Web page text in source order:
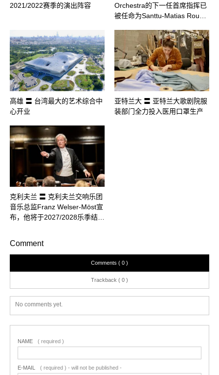
2021/2022赛季的演出阵容
Orchestra的下一任首席指挥已
被任命为Santtu-Matias Rou…
高雄 〓 台湾最大的艺术综合中
心开业
亚特兰大 〓 亚特兰大歌剧院服
装部门全力投入医用口罩生产
克利夫兰 〓 克利夫兰交响乐团
音乐总监Franz Welser-Möst宣
布，他将于2027/2028乐季结…
Comment
Comments ( 0 )
Trackback ( 0 )
No comments yet.
NAME ( required )
E-MAIL ( required ) - will not be published -